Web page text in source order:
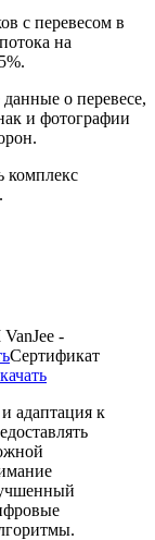
с перевесом в
на
о перевесе,
и фотографии
комплекс
-
Сертификат
адаптация к